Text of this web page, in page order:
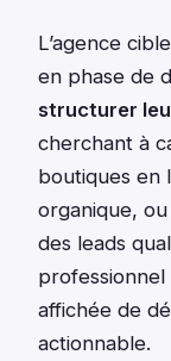
L’agence
en phase de
structurer
cherchant à
boutiques en
organique,
des leads
affichée de
actionnable.